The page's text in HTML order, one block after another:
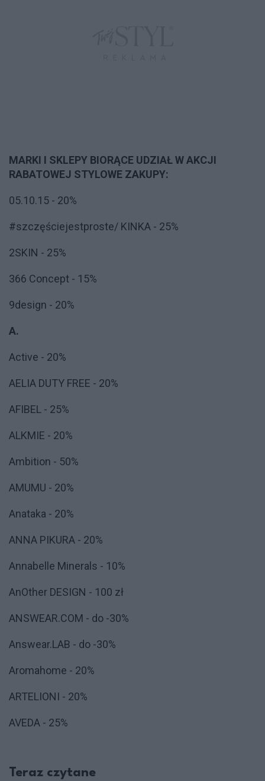
MARKI I SKLEPY BIORĄCE UDZIAŁ W AKCJI
RABATOWEJ STYLOWE ZAKUPY:
05.10.15 - 20%
#szczęściejestproste/ KINKA - 25%
2SKIN - 25%
366 Concept - 15%
9design - 20%
A.
Active - 20%
AELIA DUTY FREE - 20%
AFIBEL - 25%
ALKMIE - 20%
Ambition - 50%
AMUMU - 20%
Anataka - 20%
ANNA PIKURA - 20%
Annabelle Minerals - 10%
AnOther DESIGN - 100 zł
ANSWEAR.COM - do -30%
Answear.LAB - do -30%
Aromahome - 20%
ARTELIONI - 20%
AVEDA - 25%
Teraz czytane